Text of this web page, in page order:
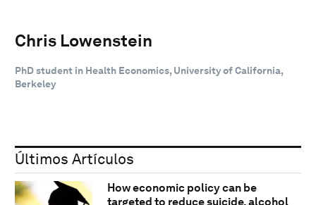
Chris Lowenstein
PhD student in Health Economics, University of California,
Berkeley
Últimos Artículos
How economic policy can be
targeted to reduce suicide, alcohol